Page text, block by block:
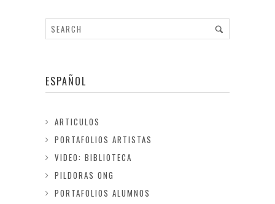
ESPAÑOL
ARTICULOS
PORTAFOLIOS ARTISTAS
VIDEO: BIBLIOTECA
PILDORAS ONG
PORTAFOLIOS ALUMNOS